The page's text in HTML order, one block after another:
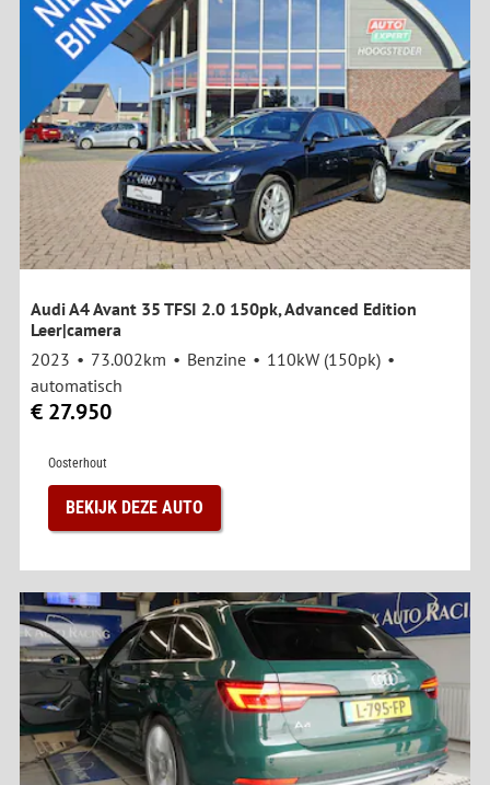
Audi A4 Avant 35 TFSI 2.0 150pk, Advanced Edition
Leer|camera
2023
73.002km Benzine
110kW (150pk)
automatisch
€ 27.950
Oosterhout
BEKIJK DEZE AUTO